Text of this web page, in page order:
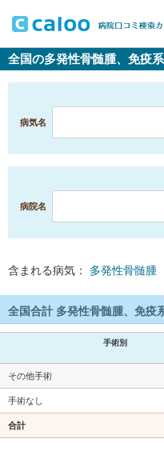
全国の多発性骨髄腫、免疫
病気名
病院名
含まれる病気： 多発性骨髄腫
全国合計 多発性骨髄腫、免疫
手術別
その他手術
手術なし
合計